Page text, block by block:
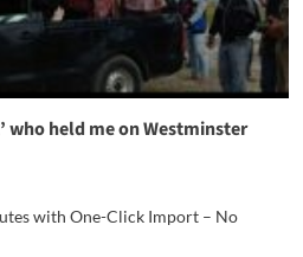
who held me on Westminster
with One-Click Import – No